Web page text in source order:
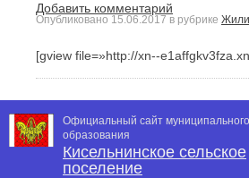
Добавить комментарий
Опубликовано 15.06.2017 в рубрике
[gview file=»http://xn--
Официальный сайт муниципального
образования
Кисельнинское сельское
поселение